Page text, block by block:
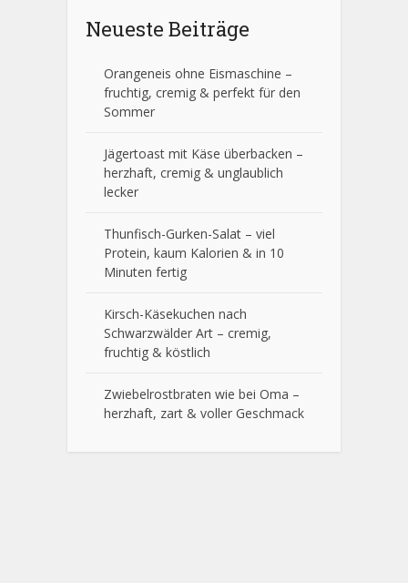
Neueste Beiträge
Orangeneis ohne Eismaschine –
fruchtig, cremig & perfekt für den
Sommer
Jägertoast mit Käse überbacken –
herzhaft, cremig & unglaublich
lecker
Thunfisch-Gurken-Salat – viel
Protein, kaum Kalorien & in 10
Minuten fertig
Kirsch-Käsekuchen nach
Schwarzwälder Art – cremig,
fruchtig & köstlich
Zwiebelrostbraten wie bei Oma –
herzhaft, zart & voller Geschmack